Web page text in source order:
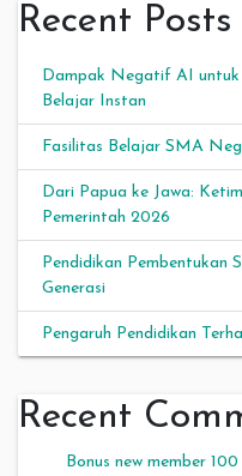
Recent Posts
Dampak Negatif AI untuk
Belajar Instan
Fasilitas Belajar SMA
Dari Papua ke Jawa:
Pemerintah 2026
Pendidikan Pembentukan
Generasi
Pengaruh Pendidikan
Recent
Bonus new member 100